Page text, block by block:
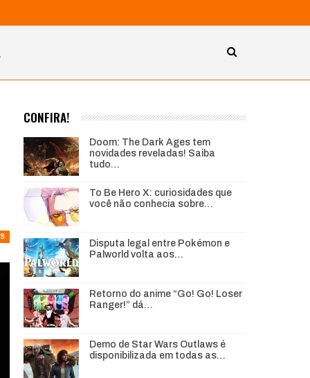
CONFIRA!
Doom: The Dark Ages tem
novidades reveladas! Saiba
tudo…
To Be Hero X: curiosidades que
você não conhecia sobre…
Disputa legal entre Pokémon e
Palworld volta aos…
Retorno do anime “Go! Go! Loser
Ranger!” dá…
Demo de Star Wars Outlaws é
disponibilizada em todas as…